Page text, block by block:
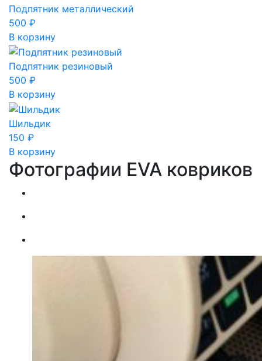
Подпятник металлический
500 ₽
В корзину
Подпятник резиновый
500 ₽
В корзину
Шильдик
150 ₽
В корзину
Фотографии EVA ковриков